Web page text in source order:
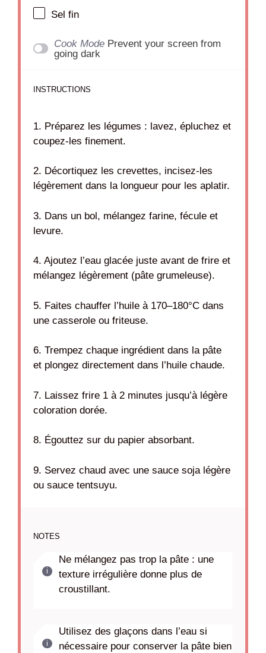
Sel fin
Cook Mode Prevent your screen from
going dark
INSTRUCTIONS
1. Préparez les légumes : lavez, épluchez et
coupez-les finement.
2. Décortiquez les crevettes, incisez-les
légèrement dans la longueur pour les aplatir.
3. Dans un bol, mélangez farine, fécule et
levure.
4. Ajoutez l’eau glacée juste avant de frire et
mélangez légèrement (pâte grumeleuse).
5. Faites chauffer l’huile à 170–180°C dans
une casserole ou friteuse.
6. Trempez chaque ingrédient dans la pâte
et plongez directement dans l’huile chaude.
7. Laissez frire 1 à 2 minutes jusqu’à légère
coloration dorée.
8. Égouttez sur du papier absorbant.
9. Servez chaud avec une sauce soja légère
ou sauce tentsuyu.
NOTES
Ne mélangez pas trop la pâte : une
texture irrégulière donne plus de
croustillant.
Utilisez des glaçons dans l’eau si
nécessaire pour conserver la pâte bien